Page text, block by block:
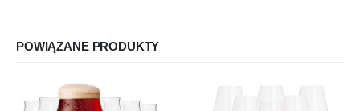
POWIĄZANE PRODUKTY